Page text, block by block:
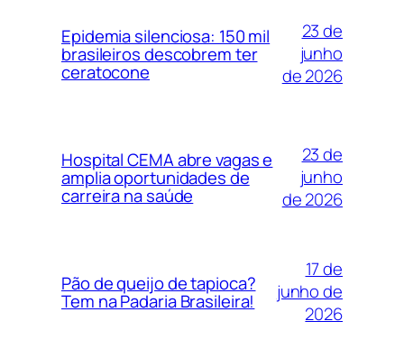
Epidemia silenciosa: 150 mil
brasileiros descobrem ter
ceratocone
23 de
junho
de 2026
Hospital CEMA abre vagas e
amplia oportunidades de
carreira na saúde
23 de
junho
de 2026
Pão de queijo de tapioca?
Tem na Padaria Brasileira!
17 de
junho de
2026